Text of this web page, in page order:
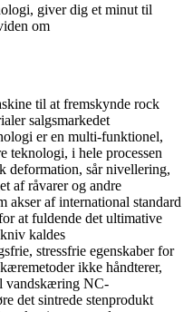
giver dig et minut til
om
til at fremskynde rock
salgsmarkedet
er en multi-funktionel,
teknologi, i hele processen
deformation, sår nivellering,
af råvarer og andre
akser af international standard
at fuldende det ultimative
kaldes
stressfrie egenskaber for
ikke håndterer,
vandskæring NC-
det sintrede stenprodukt